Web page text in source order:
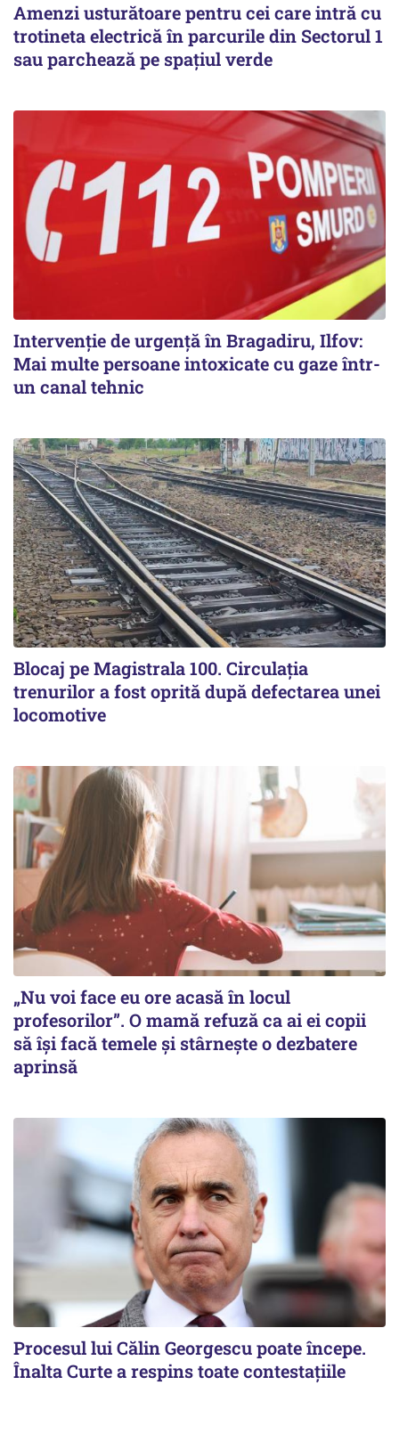
Amenzi usturătoare pentru cei care intră cu
trotineta electrică în parcurile din Sectorul 1
sau parchează pe spațiul verde
Intervenție de urgență în Bragadiru, Ilfov:
Mai multe persoane intoxicate cu gaze într-
un canal tehnic
Blocaj pe Magistrala 100. Circulația
trenurilor a fost oprită după defectarea unei
locomotive
„Nu voi face eu ore acasă în locul
profesorilor”. O mamă refuză ca ai ei copii
să își facă temele și stârnește o dezbatere
aprinsă
Procesul lui Călin Georgescu poate începe.
Înalta Curte a respins toate contestațiile